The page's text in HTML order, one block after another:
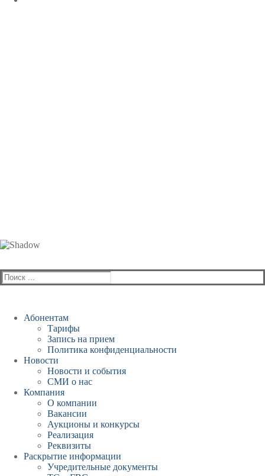
Найти:
Абонентам
Тарифы
Запись на прием
Политика конфиденциальности
Новости
Новости и события
СМИ о нас
Компания
О компании
Вакансии
Аукционы и конкурсы
Реализация
Реквизиты
Раскрытие информации
Учредительные документы